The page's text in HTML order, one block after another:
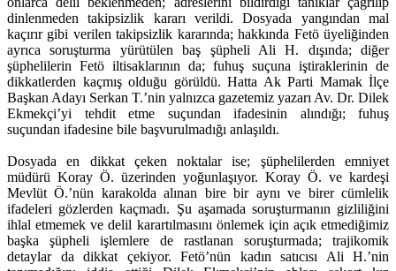
dinlenmeden takipsizlik kararı verildi. Dosyada yangından mal
kaçırır gibi verilen takipsizlik kararında; hakkında Fetö üyeliğinden
ayrıca soruşturma yürütülen baş şüpheli Ali H. dışında; diğer
şüphelilerin Fetö iltisaklarının da; fuhuş suçuna iştiraklerinin de
dikkatlerden kaçmış olduğu görüldü. Hatta Ak Parti Mamak İlçe
Başkan Adayı Serkan T.’nin yalnızca gazetemiz yazarı Av. Dr. Dilek
Ekmekçi’yi tehdit etme suçundan ifadesinin alındığı; fuhuş
suçundan ifadesine bile başvurulmadığı anlaşıldı.
Dosyada en dikkat çeken noktalar ise; şüphelilerden emniyet
müdürü Koray Ö. üzerinden yoğunlaşıyor. Koray Ö. ve kardeşi
Mevlüt Ö.’nün karakolda alınan bire bir aynı ve birer cümlelik
ifadeleri gözlerden kaçmadı. Şu aşamada soruşturmanın gizliliğini
ihlal etmemek ve delil karartılmasını önlemek için açık etmediğimiz
başka şüpheli işlemlere de rastlanan soruşturmada; trajikomik
detaylar da dikkat çekiyor. Fetö’nün kadın satıcısı Ali H.’nin